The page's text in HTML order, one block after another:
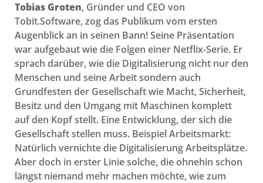
Tobias Groten, Gründer und CEO von
Tobit.Software, zog das Publikum vom ersten
Augenblick an in seinen Bann! Seine Präsentation
war aufgebaut wie die Folgen einer Netflix-Serie. Er
sprach darüber, wie die Digitalisierung nicht nur den
Menschen und seine Arbeit sondern auch
Grundfesten der Gesellschaft wie Macht, Sicherheit,
Besitz und den Umgang mit Maschinen komplett
auf den Kopf stellt. Eine Entwicklung, der sich die
Gesellschaft stellen muss. Beispiel Arbeitsmarkt:
Natürlich vernichte die Digitalisierung Arbeitsplätze.
Aber doch in erster Linie solche, die ohnehin schon
längst niemand mehr machen möchte, wie zum